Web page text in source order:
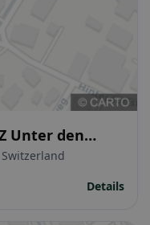
Unter den
Details